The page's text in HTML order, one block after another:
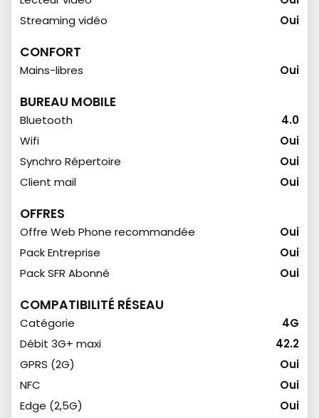
Streaming vidéo
Oui
CONFORT
Mains-libres Oui
BUREAU MOBILE
Bluetooth
4.0
Wifi
Oui
Synchro Répertoire
Oui
Client mail
Oui
OFFRES
Offre Web Phone recommandée
Oui
Pack Entreprise
Oui
Pack SFR Abonné
Oui
COMPATIBILITÉ RÉSEAU
Catégorie
4G
Débit 3G+ maxi
42.2
GPRS (2G)
Oui
NFC
Oui
Edge (2,5G)
Oui